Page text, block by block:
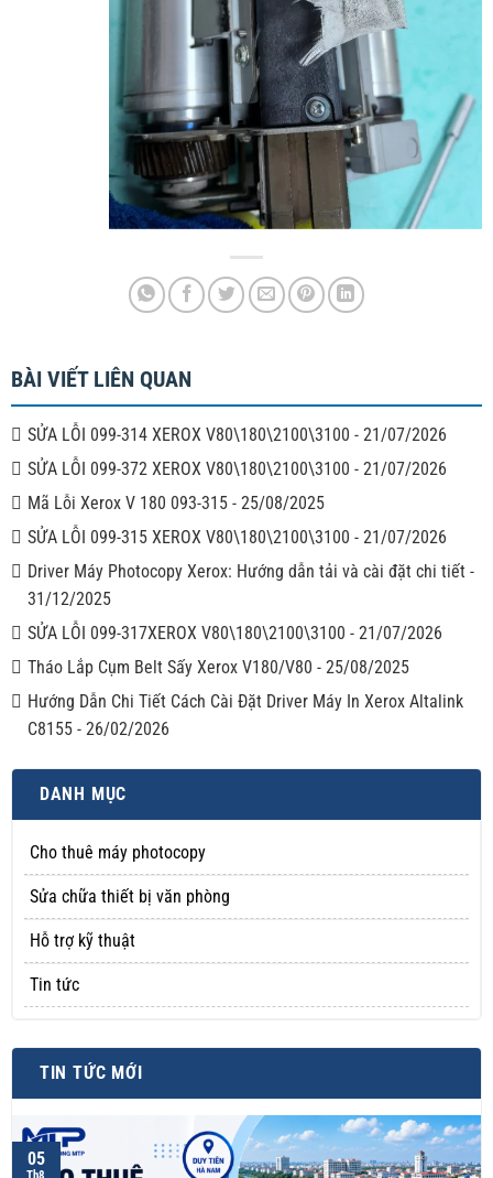
DANH MỤC
Cho thuê máy photocopy
Sửa chữa thiết bị văn phòng
Hỗ trợ kỹ thuật
Tin tức
TIN TỨC MỚI
05
BÀI VIẾT LIÊN QUAN
SỬA LỖI 099-314 XEROX V80\180\2100\3100 - 21/07/2026
SỬA LỖI 099-372 XEROX V80\180\2100\3100 - 21/07/2026
Mã Lỗi Xerox V 180 093-315- 25/08/2025
SỬA LỖI 099-315 XEROX V80\180\2100\3100 - 21/07/2026
Driver Máy Photocopy Xerox: Hướng dẫn tải và cài đặt chi tiết-
31/12/2025
SỬA LỖI 099-317XEROX V80\180\2100\3100 - 21/07/2026
Tháo Lắp Cụm Belt Sấy Xerox V180/V80 - 25/08/2025
Hướng Dẫn Chi Tiết Cách Cài Đặt Driver Máy In Xerox Altalink
C8155- 26/02/2026